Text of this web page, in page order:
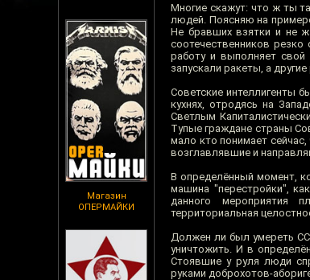
Магазин
ОПЕРМАЙКИ
Многие скажут: что ж ты
людей. Поясняю на
Не бравших взятки и не
соотечественников
работу и выполняет свой
запускали ракеты, а
Советские интеллигенты
кухнях, отродясь на
Светлым
Тупые граждане страны
мало кто понимает
возглавлявшие и
В определённый момент,
машина "перестройки",
данного мероприятия
территориальная
Должен ли был умереть
уничтожить. И в
Стоявшие у руля люди
руками доброхотов-